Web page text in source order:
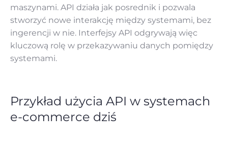
maszynami. API działa jak posrednik i pozwala
stworzyć nowe interakcję między systemami, bez
ingerencji w nie. Interfejsy API odgrywają więc
kluczową rolę w przekazywaniu danych pomiędzy
systemami.
Przykład użycia API w systemach
e-commerce dziś